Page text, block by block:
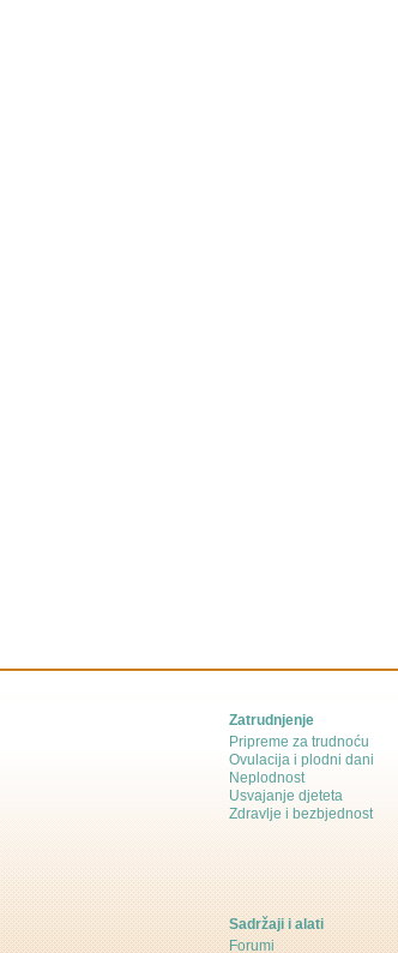
Zatrudnjenje
Pripreme za trudnoću
Ovulacija i plodni dani
Neplodnost
Usvajanje djeteta
Zdravlje i bezbjednost
Sadržaji i alati
Forumi